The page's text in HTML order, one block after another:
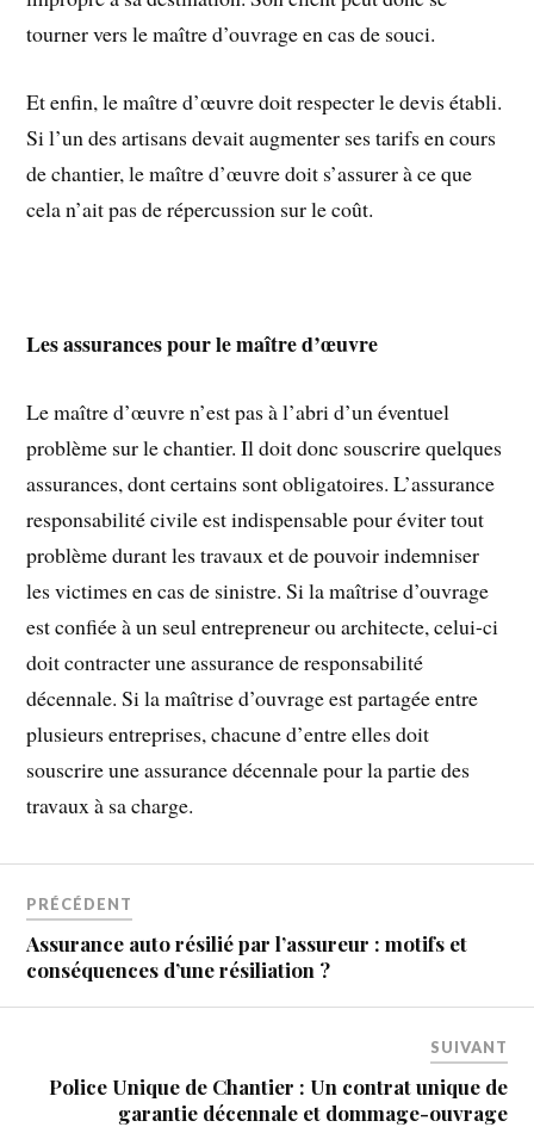
tourner vers le maître d’ouvrage en cas de souci.
Et enfin, le maître d’œuvre doit respecter le devis établi.
Si l’un des artisans devait augmenter ses tarifs en cours
de chantier, le maître d’œuvre doit s’assurer à ce que
cela n’ait pas de répercussion sur le coût.
Les assurances pour le maître d’œuvre
Le maître d’œuvre n’est pas à l’abri d’un éventuel
problème sur le chantier. Il doit donc souscrire quelques
assurances, dont certains sont obligatoires. L’assurance
responsabilité civile est indispensable pour éviter tout
problème durant les travaux et de pouvoir indemniser
les victimes en cas de sinistre. Si la maîtrise d’ouvrage
est confiée à un seul entrepreneur ou architecte, celui-ci
doit contracter une assurance de responsabilité
décennale. Si la maîtrise d’ouvrage est partagée entre
plusieurs entreprises, chacune d’entre elles doit
souscrire une assurance décennale pour la partie des
travaux à sa charge.
PRÉCÉDENT
Assurance auto résilié par l’assureur : motifs et
conséquences d’une résiliation ?
SUIVANT
Police Unique de Chantier : Un contrat unique de
garantie décennale et dommage-ouvrage